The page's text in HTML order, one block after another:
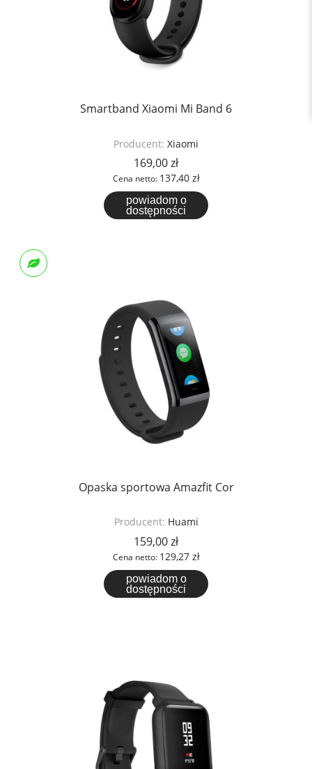
Smartband Xiaomi Mi Band 6
Producent: Xiaomi
169,00 zł
Cena netto: 137,40 zł
powiadom o
dostępności
Opaska sportowa Amazfit Cor
Producent: Huami
159,00 zł
Cena netto: 129,27 zł
powiadom o
dostępności